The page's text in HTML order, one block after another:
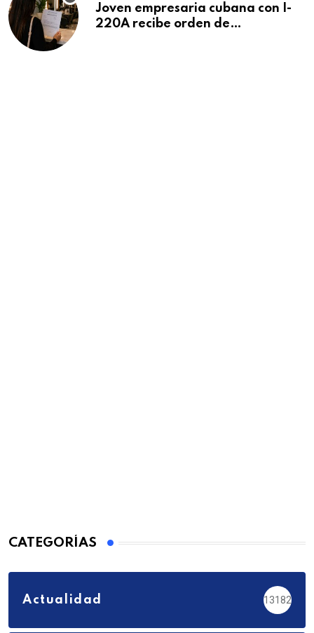
Joven empresaria cubana con I-
220A recibe orden de
CATEGORÍAS
Actualidad 13182